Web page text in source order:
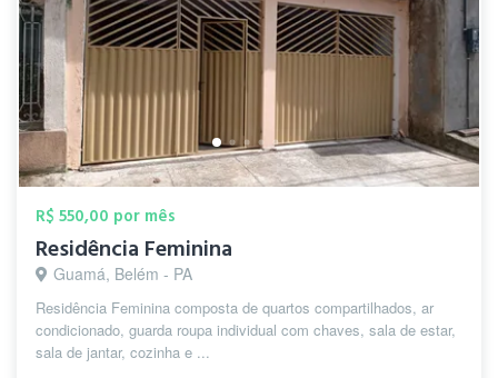
R$ 550,00 por mês
Residência Feminina
Guamá, Belém - PA
Residência Feminina composta de quartos compartilhados, ar
condicionado, guarda roupa individual com chaves, sala de estar,
sala de jantar, cozinha e ...